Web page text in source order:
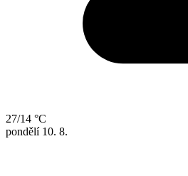
27/14 °C
pondělí 10. 8.